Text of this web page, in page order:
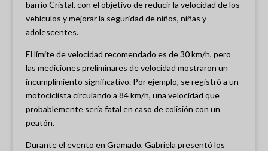
barrio Cristal, con el objetivo de reducir la velocidad de los
vehículos y mejorar la seguridad de niños, niñas y
adolescentes.
El límite de velocidad recomendado es de 30 km/h, pero
las mediciones preliminares de velocidad mostraron un
incumplimiento significativo. Por ejemplo, se registró a un
motociclista circulando a 84 km/h, una velocidad que
probablemente sería fatal en caso de colisión con un
peatón.
Durante el evento en Gramado, Gabriela presentó los